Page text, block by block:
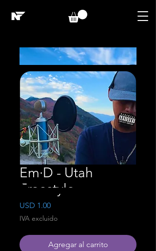
Em·D - Utah
Freestyle
USD 1.00Precio
IVA excluido
Agregar al carrito